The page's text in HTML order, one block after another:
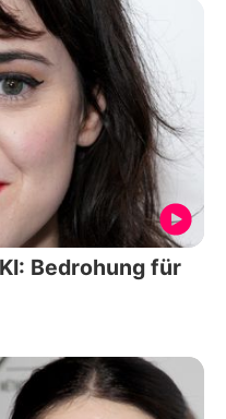
Bedrohung für